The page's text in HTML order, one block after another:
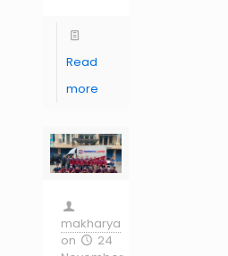
Read
more
makharya
on
24